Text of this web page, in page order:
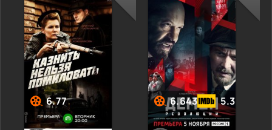
группа самураев,
изгнанников и простых
крестьян готовится
встретить одну из
самых мощных армий
своего времени —
монгольское войско.
Жизнь каждого из них
застыла
невинных людей. У
бойцов есть цель:
найти и освободить
заложников из
деревни, затерянной в
глубинах Нигерии. Но
что делать, если враг
оказался не только
6.77 6.643 5.3